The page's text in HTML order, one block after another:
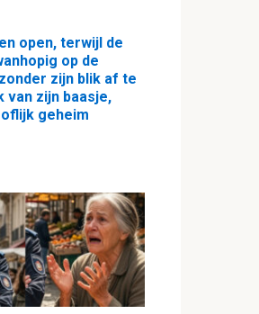
open, terwijl de
op de
zijn blik af te
van zijn baasje,
geheim